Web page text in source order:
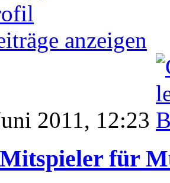
anzeigen
2011, 12:23
Mitspieler für